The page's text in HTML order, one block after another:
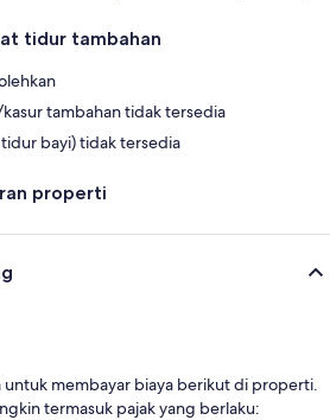
tidur tambahan
tambahan tidak tersedia
bayi) tidak tersedia
properti
untuk membayar biaya berikut di properti.
termasuk pajak yang berlaku: